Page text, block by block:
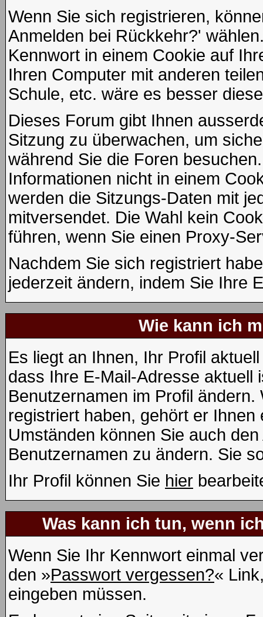
Wenn Sie sich registrieren,
Anmelden bei Rückkehr?'
Kennwort in einem Cookie auf
Ihren Computer mit anderen
Schule, etc. wäre es besser
Dieses Forum gibt Ihnen
Sitzung zu überwachen, um
während Sie die Foren
Informationen nicht in einem
werden die Sitzungs-Daten mit
mitversendet. Die Wahl kein
führen, wenn Sie einen Proxy-
Nachdem Sie sich registriert
jederzeit ändern, indem Sie Ihre
Wie kann ich
Es liegt an Ihnen, Ihr Profil
dass Ihre E-Mail-Adresse aktuell
Benutzernamen im Profil
registriert haben, gehört er
Umständen können Sie auch
Benutzernamen zu ändern. Sie
Ihr Profil können Sie hier
Was kann ich tun, wenn
Wenn Sie Ihr Kennwort einmal
den »Passwort vergessen?«
eingeben müssen.